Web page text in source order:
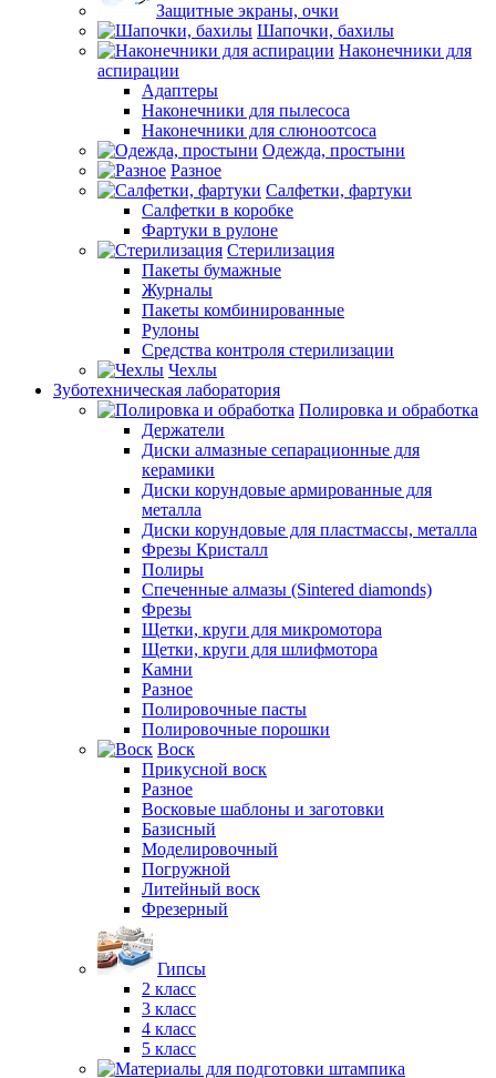
Защитные экраны, очки
Шапочки, бахилы
Наконечники для
аспирации
Адаптеры
Наконечники для пылесоса
Наконечники для слюноотсоса
Одежда, простыни
Разное
Салфетки, фартуки
Салфетки в коробке
Фартуки в рулоне
Стерилизация
Пакеты бумажные
Журналы
Пакеты комбинированные
Рулоны
Средства контроля стерилизации
Чехлы
Зуботехническая лаборатория
Полировка и обработка
Держатели
Диски алмазные сепарационные для
керамики
Диски корундовые армированные для
металла
Диски корундовые для пластмассы, металла
Фрезы Кристалл
Полиры
Спеченные алмазы (Sintered diamonds)
Фрезы
Щетки, круги для микромотора
Щетки, круги для шлифмотора
Камни
Разное
Полировочные пасты
Полировочные порошки
Воск
Прикусной воск
Разное
Восковые шаблоны и заготовки
Базисный
Моделировочный
Погружной
Литейный воск
Фрезерный
Гипсы
2 класс
3 класс
4 класс
5 класс